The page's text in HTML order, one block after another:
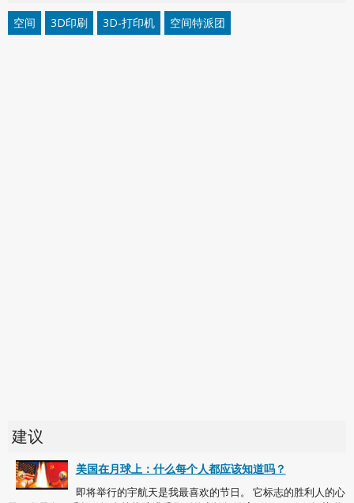
空间 3D印刷 3D-打印机 空间特派团
建议
美国在月球上：什么每个人都应该知道吗？
即将举行的宇航天是我最喜欢的节日。 它标志的胜利人的心